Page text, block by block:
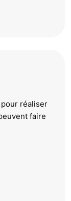
réaliser
faire